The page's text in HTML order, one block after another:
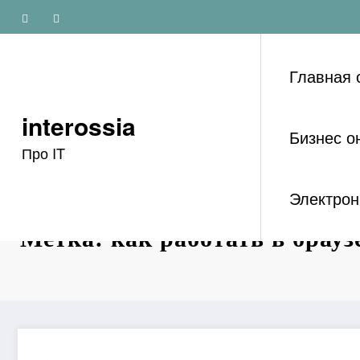
к
interossia
Про IT
Главная
Бизнес
Метка: как работать в